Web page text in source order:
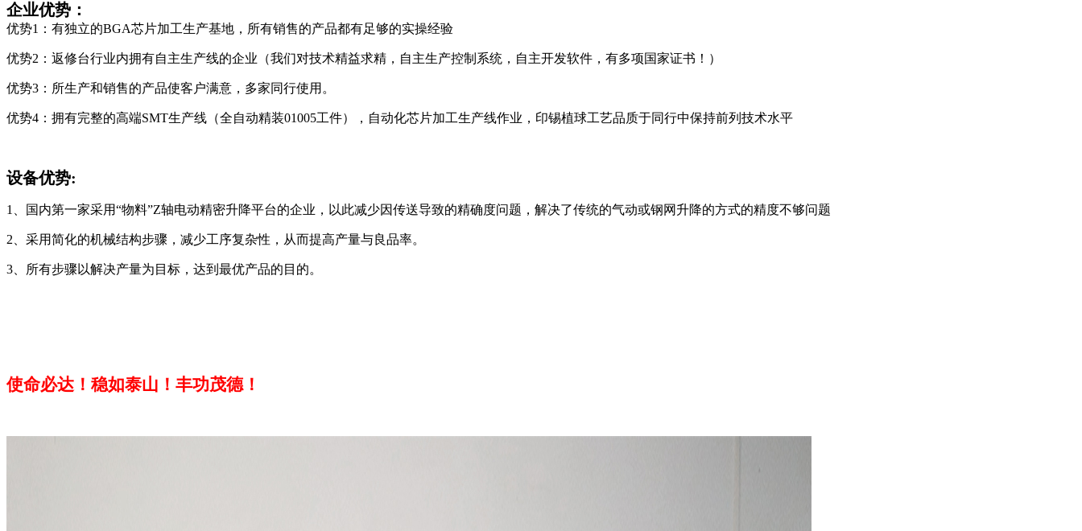
企业优势：
优势1：有独立的BGA芯片加工生产基地，所有销售的产品都有足够的实操经验
优势2：返修台行业内拥有自主生产线的企业（我们对技术精益求精，自主生产控制系统，自主开发软件，有多项国家证书！）
优势3：所生产和销售的产品使客户满意，多家同行使用。
优势4：拥有完整的高端SMT生产线（全自动精装01005工件），自动化芯片加工生产线作业，印锡植球工艺品质于同行中保持前列技术水平
设备优势:
1、国内第一家采用“物料”Z轴电动精密升降平台的企业，以此减少因传送导致的精确度问题，解决了传统的气动或钢网升降的方式的精度不够问题
2、采用简化的机械结构步骤，减少工序复杂性，从而提高产量与良品率。
3、所有步骤以解决产量为目标，达到最优产品的目的。
使命必达！稳如泰山！丰功茂德！